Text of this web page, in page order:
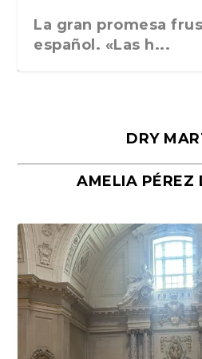
La gran promesa
español. «Las h...
Málaga, verso en
Porras y Salvador...
«La cocina hebrea.
del pueblo judío e...
DRY
AMELIA PÉREZ